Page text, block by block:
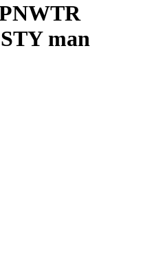
man